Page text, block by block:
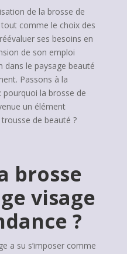
de la brosse de
comme le choix des
ses besoins en
de son emploi
le paysage beauté
Passons à la
pourquoi la brosse de
un élément
de beauté ?
brosse
visage
?
a su s’imposer comme